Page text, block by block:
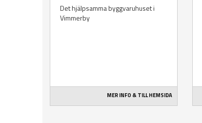
Det hjälpsamma byggvaruhuset i
Vimmerby
MER INFO & TILL HEMSIDA